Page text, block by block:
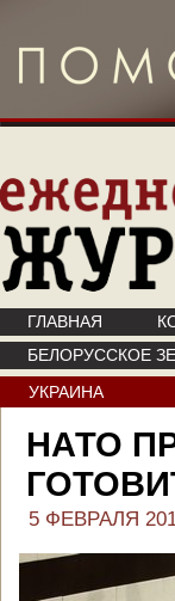
ГЛАВНАЯ
БЕЛОРУССКОЕ
УКРАИНА
НАТО
5 ФЕВРАЛЯ